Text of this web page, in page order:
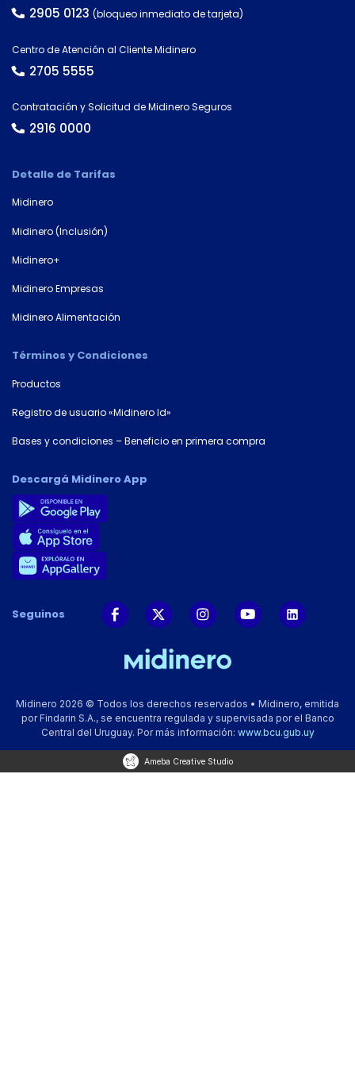
Tipo de
documento
Número de
2905 0123 (bloqueo inmediato de tarjeta)
Centro de Atención al Cliente Midinero
2705 5555
Contratación y Solicitud de Midinero Seguros
2916 0000
Detalle de Tarifas
Midinero
Midinero (Inclusión)
Midinero+
Midinero Empresas
Midinero Alimentación
Términos y Condiciones
Productos
Registro de usuario «Midinero Id»
Bases y condiciones – Beneficio en primera compra
Descargá Midinero App
Seguinos
Midinero 2026 © Todos los derechos reservados • Midinero, emitida
por Findarin S.A., se encuentra regulada y supervisada por el Banco
Central del Uruguay. Por más información: www.bcu.gub.uy
Ameba Creative Studio